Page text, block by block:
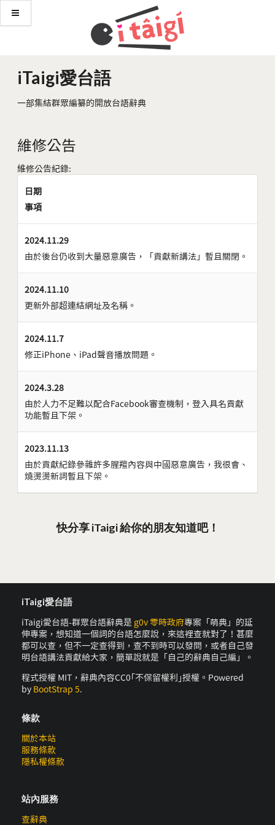
iTaigi愛台語
一部集結群眾編纂的開放台語辭典
維修公告
維修公告紀錄:
日期
事項
2024.11.29
由於後台仍收到大量惡意廣告，「貢獻新講法」暫且關閉。
2024.11.10
更新外部超連結網址及名稱。
2024.11.7
修正iPhone、iPad聲音播放問題。
2024.3.28
由於人力不足難以配合Facebook審查機制，登入具名貢獻
功能暫且下架。
2023.11.13
由於貢獻紀錄參雜許多腥羶內容與中國惡意廣告，我很會、
燒燙燙新詞暫且下架。
快分享 iTaigi 給你的朋友知道吧！
iTaigi愛台語
iTaigi愛台語-群眾台語辭典是 g0v 零時政府專案「萌典」的延
伸專案，想知道一個詞的台語怎麼說，來這裡查就對了！甚麼
都可以查，但不一定查得到，查不到時可以發問，或者自己發
明台語講法貢獻給大家，簡單說就是「自己的辭典自己編」。
程式授權 MIT，辭典內容CC0｢不保留權利｣授權。Powered
by BootStrap 5.
條款
關於本站
服務條款
隱私權條款
站內服務
查辭典